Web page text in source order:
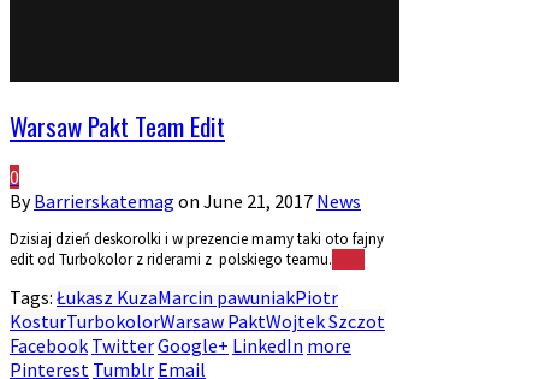
Warsaw Pakt Team Edit
0
ByBarrierskatemag on June 21, 2017 News
Dzisiaj dzień deskorolki i w prezencie mamy taki oto fajny
edit od Turbokolor z riderami z polskiego teamu.
Tags: Łukasz KuzaMarcin pawuniakPiotr
KosturTurbokolorWarsaw PaktWojtek Szczot
Facebook TwitterGoogle+ LinkedIn more
Pinterest Tumblr Email